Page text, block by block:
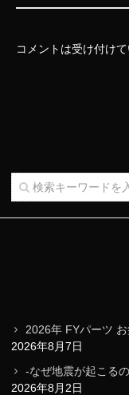
コメントは受け付けて
2026年 FYパーツ
2026年8月7日
-なぜ地震が起こる
2026年8月2日